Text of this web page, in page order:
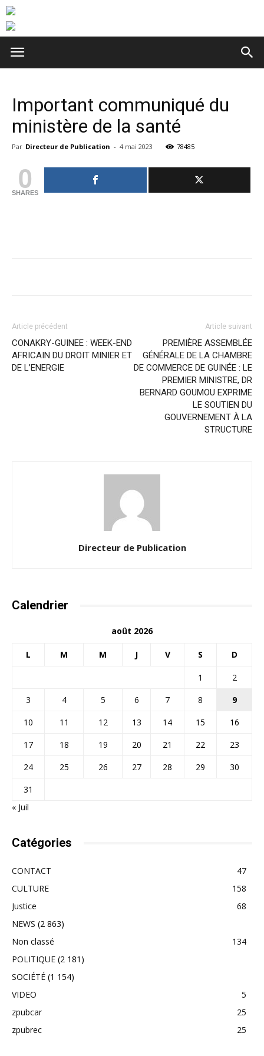
Important communiqué du
ministère de la santé
Par Directeur de Publication - 4 mai 2023 78485
0
SHARES
Article précédent
CONAKRY-GUINEE : WEEK-END
AFRICAIN DU DROIT MINIER ET
DE L’ENERGIE
Article suivant
PREMIÈRE ASSEMBLÉE
GÉNÉRALE DE LA CHAMBRE
DE COMMERCE DE GUINÉE : LE
PREMIER MINISTRE, DR
BERNARD GOUMOU EXPRIME
LE SOUTIEN DU
GOUVERNEMENT À LA
STRUCTURE
Directeur de Publication
Calendrier
août 2026
L M M J V S D
1
2
3
4 5 6 7 8
9
10
11 12 13 14 15
16
17
18 19 20 21 22
23
24
25 26 27 28 29
30
31
« Juil
Catégories
CONTACT
47
CULTURE
158
Justice
68
NEWS (2 863)
Non classé
134
POLITIQUE (2 181)
SOCIÉTÉ (1 154)
VIDEO
5
zpubcar
25
zpubrec
25